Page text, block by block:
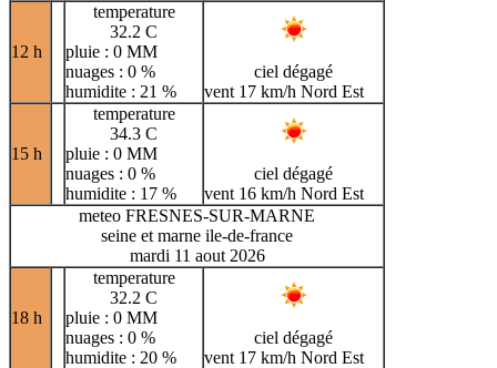
12 h
temperature
32.2 C
pluie : 0 MM
nuages : 0 %
humidite : 21 %
ciel dégagé
vent 17 km/h Nord Est
15 h
temperature
34.3 C
pluie : 0 MM
nuages : 0 %
humidite : 17 %
ciel dégagé
vent 16 km/h Nord Est
meteo FRESNES-SUR-MARNE
seine et marne ile-de-france
mardi 11 aout 2026
18 h
temperature
32.2 C
pluie : 0 MM
nuages : 0 %
humidite : 20 %
ciel dégagé
vent 17 km/h Nord Est